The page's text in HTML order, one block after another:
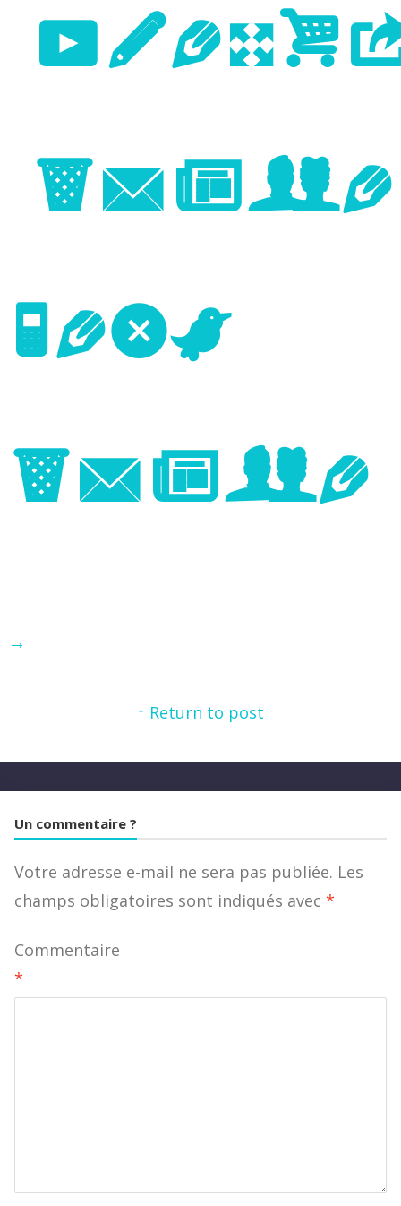
Image
Next
Image
→
↑ Return to post
Un commentaire ?
Votre adresse e-mail ne sera pas publiée. Les
champs obligatoires sont indiqués avec *
Commentaire
*